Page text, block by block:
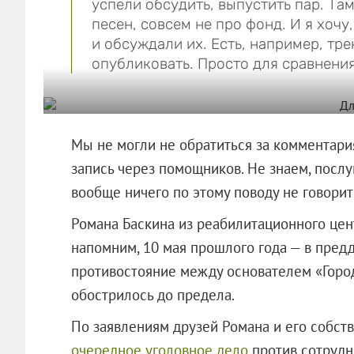
успели обсудить, выпустить пар.
песен, совсем не про фонд. И я
и обсуждали их. Есть, например,
опубликовать. Просто для
Мы не могли не обратиться за
запись через помощников. Не знаем,
вообще ничего по этому поводу не
Романа Баскина из реабилитационного
напомним, 10 мая прошлого года — в
противостояние между основателем
обострилось до предела.
По заявлениям друзей Романа и его